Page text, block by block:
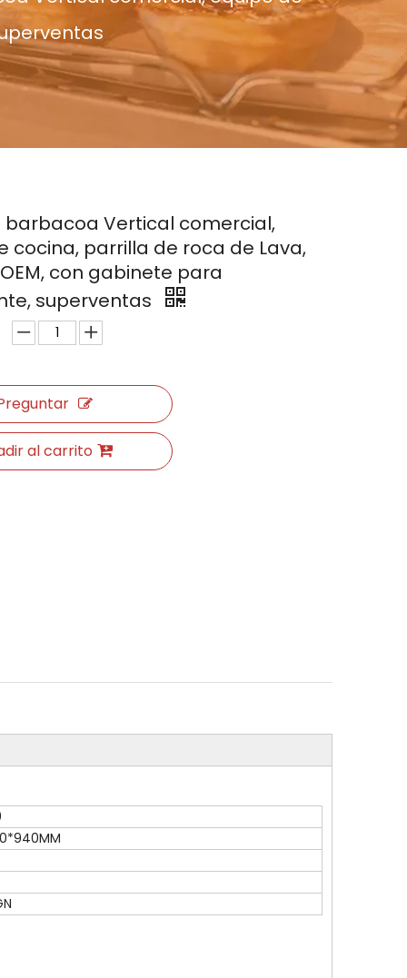
barbacoa Vertical comercial,
cocina, parrilla de roca de Lava,
OEM, con gabinete para
superventas
al carrito